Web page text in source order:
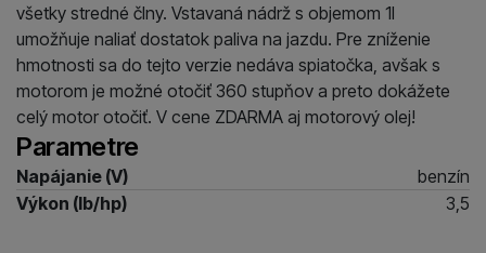
všetky stredné člny. Vstavaná nádrž s objemom 1l
umožňuje naliať dostatok paliva na jazdu. Pre zníženie
hmotnosti sa do tejto verzie nedáva spiatočka, avšak s
motorom je možné otočiť 360 stupňov a preto dokážete
celý motor otočiť. V cene ZDARMA aj motorový olej!
Parametre
Napájanie (V)
benzín
Výkon (lb/hp)
3,5